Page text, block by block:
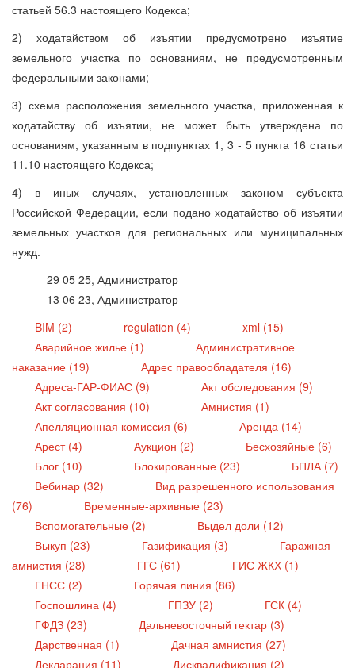
статьей 56.3 настоящего Кодекса;
2) ходатайством об изъятии предусмотрено изъятие
земельного участка по основаниям, не предусмотренным
федеральными законами;
3) схема расположения земельного участка, приложенная к
ходатайству об изъятии, не может быть утверждена по
основаниям, указанным в подпунктах 1, 3 - 5 пункта 16 статьи
11.10 настоящего Кодекса;
4) в иных случаях, установленных законом субъекта
Российской Федерации, если подано ходатайство об изъятии
земельных участков для региональных или муниципальных
нужд.
29 05 25, Администратор
13 06 23, Администратор
BIM (2)
regulation (4)
xml (15)
Аварийное жилье (1)
Административное
наказание (19)
Адрес правообладателя (16)
Адреса-ГАР-ФИАС (9)
Акт обследования (9)
Акт согласования (10)
Амнистия (1)
Апелляционная комиссия (6)
Аренда (14)
Арест (4)
Аукцион (2)
Бесхозяйные (6)
Блог (10)
Блокированные (23)
БПЛА (7)
Вебинар (32)
Вид разрешенного использования
(76)
Временные-архивные (23)
Вспомогательные (2)
Выдел доли (12)
Выкуп (23)
Газификация (3)
Гаражная
амнистия (28)
ГГС (61)
ГИС ЖКХ (1)
ГНСС (2)
Горячая линия (86)
Госпошлина (4)
ГПЗУ (2)
ГСК (4)
ГФДЗ (23)
Дальневосточный гектар (3)
Дарственная (1)
Дачная амнистия (27)
Декларация (11)
Дисквалификация (2)